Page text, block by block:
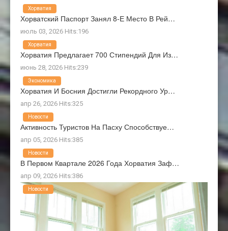
Хорватский Паспорт Занял 8-Е Место В Рей…
июль 03, 2026 Hits:196
Хорватия
Хорватия Предлагает 700 Стипендий Для Из…
июнь 28, 2026 Hits:239
Хорватия
Хорватия И Босния Достигли Рекордного Ур…
апр 26, 2026 Hits:325
Экономика
Активность Туристов На Пасху Способствуе…
апр 05, 2026 Hits:385
Новости
В Первом Квартале 2026 Года Хорватия Заф…
апр 09, 2026 Hits:386
Новости
Новости